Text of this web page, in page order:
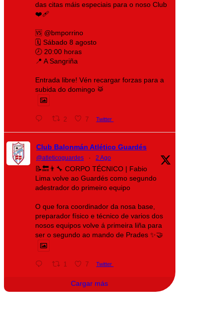
das citas máis especiais para o noso Club
❤️‍🩹
🆚 @bmporrino
🗓️ Sábado 8 agosto
🕗 20:00 horas
📍 A Sangriña
Entrada libre! Vén recargar forzas para a
subida do domingo 🥁
2 7 Twitter
Club Balonmán Atlético Guardés
@atleticoguardes · 2 Ago
📝🔙👨‍🔧 CORPO TÉCNICO | Fabio
Lima volve ao Guardés como segundo
adestrador do primeiro equipo
O que fora coordinador da nosa base,
preparador físico e técnico de varios dos
nosos equipos volve á primeira liña para
ser o segundo ao mando de Prades ✨🤝
1 7 Twitter
Cargar más